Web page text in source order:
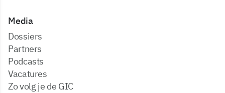
Media
dossiers
partners
podcasts
vacatures
zo volg je de GIC